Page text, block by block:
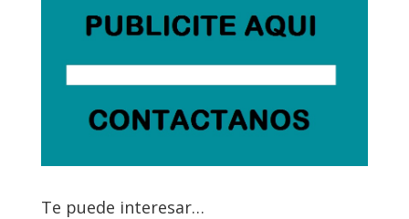
Te puede interesar…